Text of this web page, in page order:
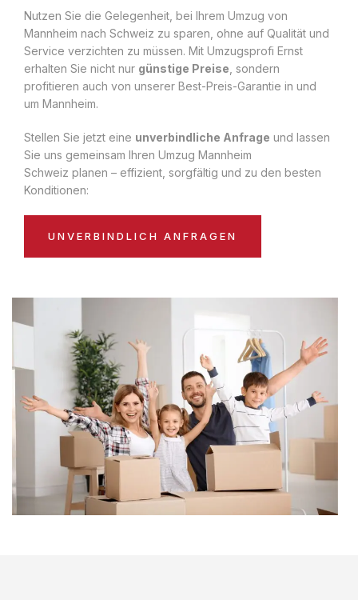
Nutzen Sie die Gelegenheit, bei Ihrem Umzug von
Mannheim nach Schweiz zu sparen, ohne auf Qualität und
Service verzichten zu müssen. Mit Umzugsprofi Ernst
erhalten Sie nicht nur günstige Preise , sondern
profitieren auch von unserer Best-Preis-Garantie in und
um Mannheim.
Stellen Sie jetzt eine unverbindliche Anfrage und lassen
Sie uns gemeinsam Ihren Umzug Mannheim
Schweiz planen – effizient, sorgfältig und zu den besten
Konditionen:
UNVERBINDLICH ANFRAGEN